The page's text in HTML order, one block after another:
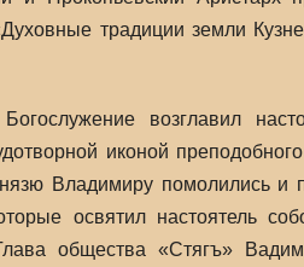
традиции земли
возглавил
иконой
Владимиру помолились и
освятил настоятель
общества «Стягъ»